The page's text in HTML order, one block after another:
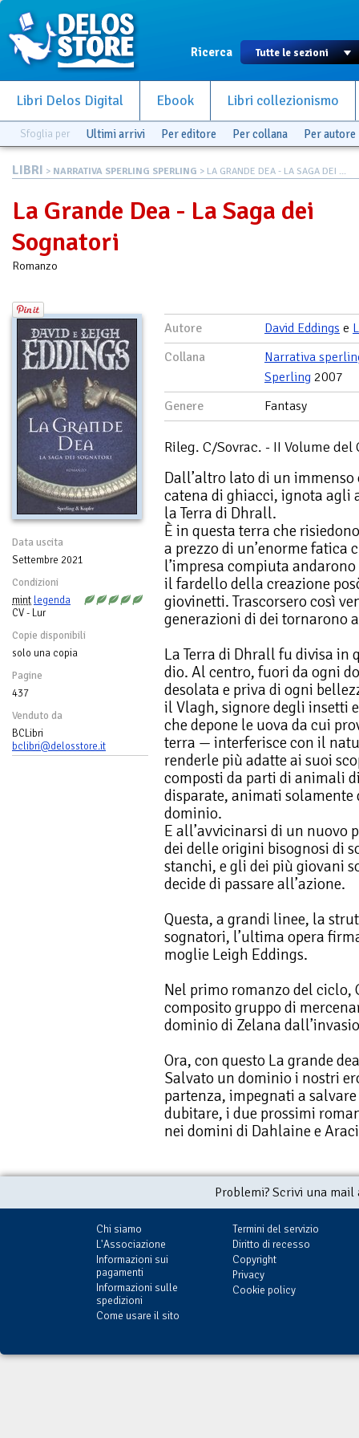
Ricerca
Libri Delos Digital Ebook Libri collezionismo
Sfoglia per Ultimi arrivi Per editore Per collana Per autore
LIBRI > NARRATIVA SPERLING SPERLING > LA GRANDE DEA - LA SAGA DEI ...
La Grande Dea - La Saga dei
Sognatori
Romanzo
Data uscita
Settembre 2021
Condizioni
mint legenda
CV - Lur
Copie disponibili
solo una copia
Pagine
437
Venduto da
BCLibri
bclibri@delosstore.it
Autore David Eddings e
Collana
Narrativa
Sperling 2007
Genere
Fantasy
Rileg. C/Sovrac. - II Volume
Dall’altro lato di un
catena di ghiacci, ignota agli
la Terra di Dhrall.
È in questa terra che
a prezzo di un’enorme fatica
l’impresa compiuta
il fardello della creazione
giovinetti. Trascorsero così
generazioni di dei tornarono
La Terra di Dhrall fu divisa
dio. Al centro, fuori da ogni
desolata e priva di ogni
il Vlagh, signore degli insetti
che depone le uova da cui
terra — interferisce con il
renderle più adatte ai suoi
composti da parti di animali
disparate, animati
dominio.
E all’avvicinarsi di un nuovo
dei delle origini bisognosi di
stanchi, e gli dei più giovani
decide di passare all’azione.
Questa, a grandi linee, la
sognatori, l’ultima opera
moglie Leigh Eddings.
Nel primo romanzo del
composito gruppo di
dominio di Zelana
Ora, con questo La grande
Salvato un dominio i nostri
partenza, impegnati a
dubitare, i due prossimi
nei domini di Dahlaine e
Problemi? Scrivi una
Chi siamo
L'Associazione
Informazioni sui
pagamenti
Informazioni sulle
spedizioni
Come usare il sito
Termini del servizio
Diritto di recesso
Copyright
Privacy
Cookie policy